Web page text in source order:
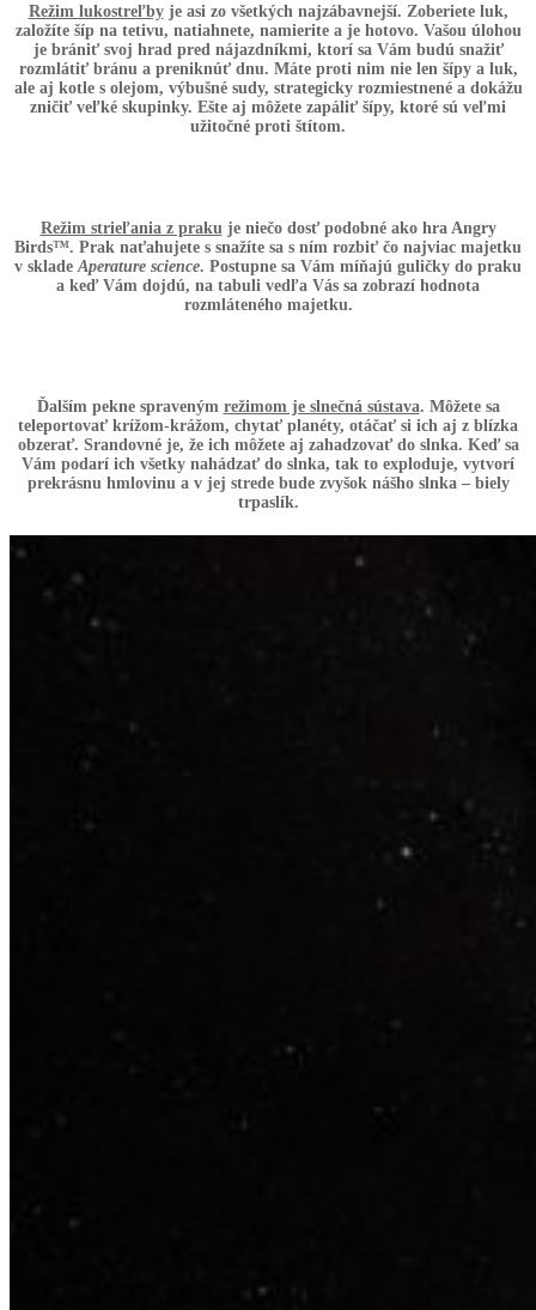
Režim lukostreľbyje asi zo všetkých najzábavnejší. Zoberiete luk,
založíte šíp na tetivu, natiahnete, namierite a je hotovo. Vašou úlohou
je brániť svoj hrad pred nájazdníkmi, ktorí sa Vám budú snažiť
rozmlátiť bránu a preniknúť dnu. Máte proti nim nie len šípy a luk,
ale aj kotle s olejom, výbušné sudy, strategicky rozmiestnené a dokážu
zničiť veľké skupinky. Ešte aj môžete zapáliť šípy, ktoré sú veľmi
užitočné proti štítom.
Režim strieľania z prakuje niečo dosť podobné ako hra Angry
Birds™. Prak naťahujete s snažíte sa s ním rozbiť čo najviac majetku
v skladeAperature science. Postupne sa Vám míňajú guličky do praku
a keď Vám dojdú, na tabuli vedľa Vás sa zobrazí hodnota
rozmláteného majetku.
Ďalším pekne spraveným režimom je slnečná sústava. Môžete sa
teleportovať krížom-krážom, chytať planéty, otáčať si ich aj z blízka
obzerať. Srandovné je, že ich môžete aj zahadzovať do slnka. Keď sa
Vám podarí ich všetky nahádzať do slnka, tak to exploduje, vytvorí
prekrásnu hmlovinu a v jej strede bude zvyšok nášho slnka – biely
trpaslík.